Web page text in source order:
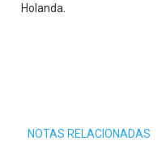
Holanda.
NOTAS RELACIONADAS